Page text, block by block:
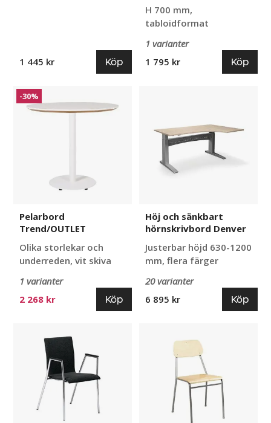
1 445 kr Köp
H 700 mm,
tabloidformat
1 varianter
1 795 kr
Köp
Pelarbord
Trend/OUTLET
-30%
Pelarbord
Trend/OUTLET
Olika storlekar och
underreden, vit skiva
1 varianter
2 268 kr
Köp
hörnskrivbord
Denver
Höj och sänkbart
hörnskrivbord Denver
Justerbar höjd 630-1200
mm, flera färger
20 varianter
6 895 kr
Köp
Cadeira